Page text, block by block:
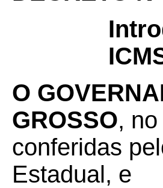
O
GROSSO,
conferidas
Estadual, e